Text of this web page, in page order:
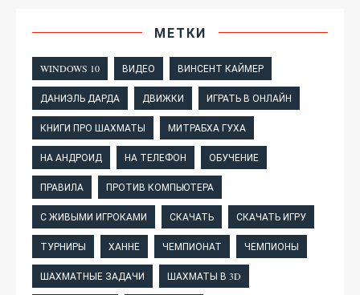
МЕТКИ
WINDOWS 10 ВИДЕО ВИНСЕНТ КАЙМЕР
ДАНИЭЛЬ ДАРДА ДВИЖКИ ИГРАТЬ В ОНЛАЙН
КНИГИ ПРО ШАХМАТЫ МИТРАБХА ГУХА
НА АНДРОИД НА ТЕЛЕФОН ОБУЧЕНИЕ
ПРАВИЛА ПРОТИВ КОМПЬЮТЕРА
С ЖИВЫМИ ИГРОКАМИ СКАЧАТЬ СКАЧАТЬ ИГРУ
ТУРНИРЫ ХАННЕ ЧЕМПИОНАТ ЧЕМПИОНЫ
ШАХМАТНЫЕ ЗАДАЧИ ШАХМАТЫ В 3D